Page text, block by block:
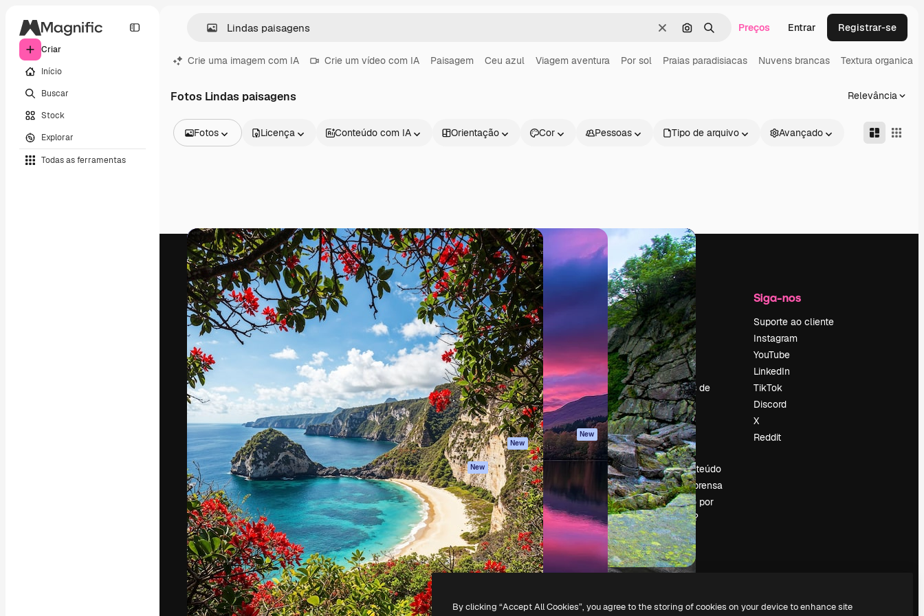
Criar
Início
Buscar
Stock
Explorar
Todas as ferramentas
LimparPesquisar por imagem
BuscarPreços Entrar Registrar-se
Crie uma imagem com IA Crie um vídeo com IA Paisagem Ceu azul Viagem aventura Por sol Praias paradisiacas Nuvens brancas Textura organica
Fotos Lindas paisagens Relevância
Fotos
Vídeos
Clipes de vídeo
Animações
Modelos de vídeos
Ícones
Modelos 3D
Fontes
Licença Conteúdo com IA Orientação Cor Pessoas Tipo de arquivo Avançado
A plataforma criativa para você direcionar
seu melhor trabalho. Mais de 1 milhão de
assinantes entre criativos, empresas,
agências e estúdios.
Português
Produtos
Spaces
Assistente de IA
Gerador de
imagens
Gerador de vídeos
Texto para voz
Conteúdo de stock
MCP para
Claude/ChatGPT
New
Agentes New
API
App móvel
Todas as
ferramentas
Começar
Academy
Documentação
Atendimento
Termos e
condições
Política de
privacidade
Originais New
Política de cookies
Central de
confiabilidade
Afiliados
Empresas
Empresa
Preços
Sobre nós
Reviews
Emprego
Tendências de
pesquisa
Blog
Eventos
Slidesgo
Vender conteúdo
Sala de imprensa
Procurando por
magnific.ai?
Siga-nos
Suporte ao cliente
Instagram
YouTube
LinkedIn
TikTok
Discord
X
Reddit
Copyright © 2010-2026Freepik Company S.L.U.Todos os direitos reservados.
By clicking “Accept All Cookies”, you agree to the storing of cookies on your device to enhance site